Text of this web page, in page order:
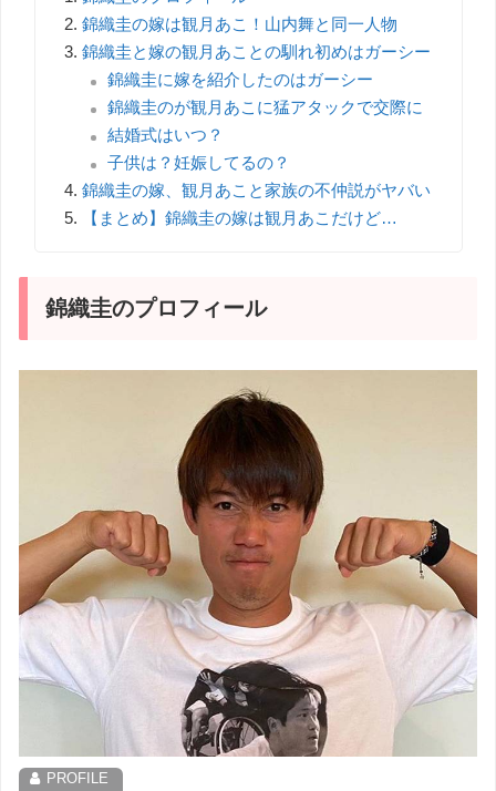
錦織圭の嫁は観月あこ！山内舞と同一人物
錦織圭と嫁の観月あことの馴れ初めはガーシー
錦織圭に嫁を紹介したのはガーシー
錦織圭のが観月あこに猛アタックで交際に
結婚式はいつ？
子供は？妊娠してるの？
錦織圭の嫁、観月あこと家族の不仲説がヤバい
【まとめ】錦織圭の嫁は観月あこだけど…
錦織圭のプロフィール